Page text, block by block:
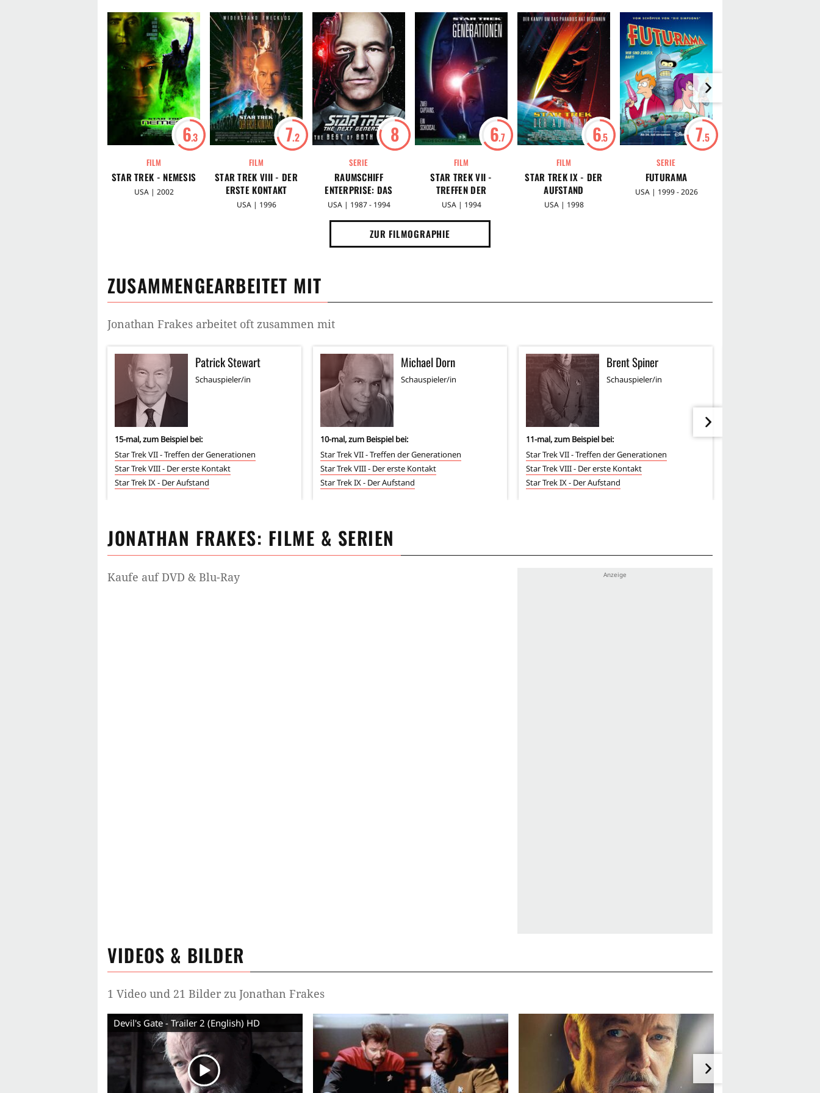
Schwingen der Gerechtigkeit. (CD)
6.3
FILM
STAR TREK - NEMESIS
USA | 2002
7.2
FILM
STAR TREK VIII - DER
ERSTE KONTAKT
USA | 1996
8
SERIE
RAUMSCHIFF
ENTERPRISE: DAS
NÄCHSTE
USA | 1987 - 1994
6.7
FILM
STAR TREK VII -
TREFFEN DER
GENERATIONEN
USA | 1994
6.5
FILM
STAR TREK IX - DER
AUFSTAND
USA | 1998
7.5
SERIE
FUTURAMA
USA | 1999 - 2026
ZUR FILMOGRAPHIE
ZUSAMMENGEARBEITET MIT
Jonathan Frakes arbeitet oft zusammen mit
Patrick Stewart
Schauspieler/in
15-mal, zum Beispiel bei:
Star Trek VII - Treffen der Generationen
Star Trek VIII - Der erste Kontakt
Star Trek IX - Der Aufstand
Michael Dorn
Schauspieler/in
10-mal, zum Beispiel bei:
Star Trek VII - Treffen der Generationen
Star Trek VIII - Der erste Kontakt
Star Trek IX - Der Aufstand
Brent Spiner
Schauspieler/in
11-mal, zum Beispiel bei:
Star Trek VII - Treffen der Generationen
Star Trek VIII - Der erste Kontakt
Star Trek IX - Der Aufstand
JONATHAN FRAKES: FILME & SERIEN
Kaufe auf DVD & Blu-Ray
VIDEOS & BILDER
1 Video und 21 Bilder zu Jonathan Frakes
Devil's Gate - Trailer 2 (English) HD